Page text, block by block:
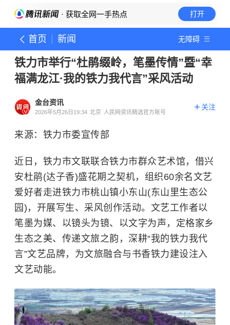
· 获取全网一手热点 打开
首页 新闻 无障碍
铁力市举行“杜鹃缀岭，笔墨传情”暨“幸
福满龙江·我的铁力我代言”采风活动
金台资讯
2026年5月26日19:34 北京 人民网资讯精选官方账号
关注
来源：铁力市委宣传部
近日，铁力市文联联合铁力市群众艺术馆，借兴
安杜鹃(达子香)盛花期之契机，组织60余名文艺
爱好者走进铁力市桃山镇小东山(东山里生态公
园)，开展写生、采风创作活动。文艺工作者以
笔墨为媒、以镜头为镜、以文字为声，定格家乡
生态之美、传递文旅之韵，深耕“我的铁力我代
言”文艺品牌，为文旅融合与书香铁力建设注入
文艺动能。